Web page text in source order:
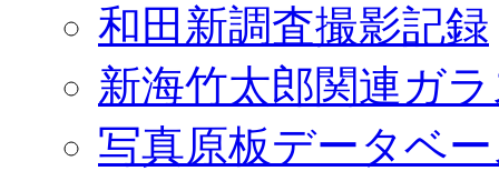
和田新調査撮影記録
新海竹太郎関連ガ
写真原板データベ